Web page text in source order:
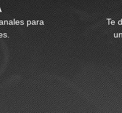
para
Te